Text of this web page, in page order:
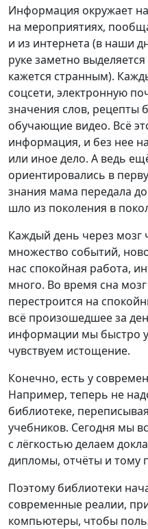
Информация окружает
на мероприятиях,
и из интернета (в наши
руке заметно
кажется странным).
соцсети, электронную
значения слов, рецепты
обучающие видео. Всё
информация, и без нее
или иное дело. А ведь
ориентировались в
знания мама передала
шло из поколения в
Каждый день через мозг
множество событий,
нас спокойная работа,
много. Во время сна
перестроится на
всё произошедшее за
информации мы быстро
чувствуем истощение.
Конечно, есть у
Например, теперь не
библиотеке,
учебников. Сегодня мы
с лёгкостью делаем
дипломы, отчёты и тому
Поэтому библиотеки
современные реалии,
компьютеры, чтобы